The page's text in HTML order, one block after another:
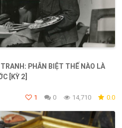
PHÂN BIỆT THẾ NÀO LÀ
[KỲ 2]
1 0 14,710 0.0